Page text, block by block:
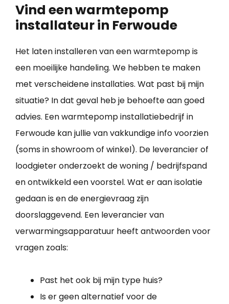
Vind een warmtepomp
installateur in Ferwoude
Het laten installeren van een warmtepomp is
een moeilijke handeling. We hebben te maken
met verscheidene installaties. Wat past bij mijn
situatie? In dat geval heb je behoefte aan goed
advies. Een warmtepomp installatiebedrijf in
Ferwoude kan jullie van vakkundige info voorzien
(soms in showroom of winkel). De leverancier of
loodgieter onderzoekt de woning / bedrijfspand
en ontwikkeld een voorstel. Wat er aan isolatie
gedaan is en de energievraag zijn
doorslaggevend. Een leverancier van
verwarmingsapparatuur heeft antwoorden voor
vragen zoals:
Past het ook bij mijn type huis?
Is er geen alternatief voor de